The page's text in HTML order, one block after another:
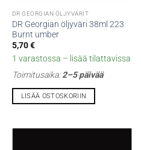
DR GEORGIAN ÖLJYVÄRIT
DR Georgian öljyväri 38ml 223
Burnt umber
5,70€
1 varastossa – lisää tilattavissa
Toimitusaika:2–5 päivää
LISÄÄ OSTOSKORIIN